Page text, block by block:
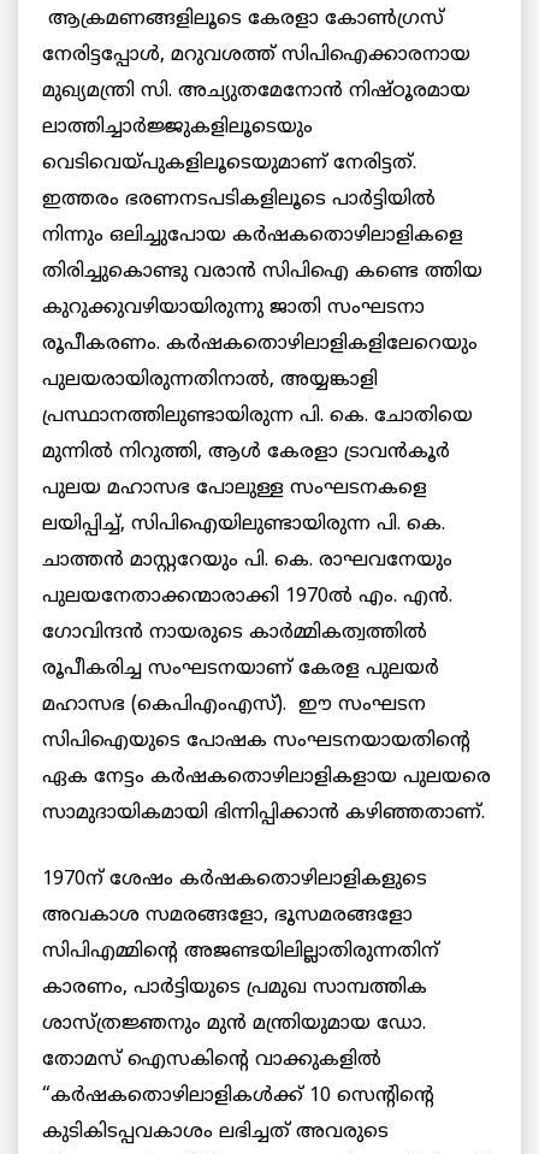
ആക്രമണങ്ങളിലൂടെ കേരളാ കോണ്‍ഗ്രസ്
നേരിട്ടപ്പോള്‍, മറുവശത്ത് സിപിഐക്കാരനായ
മുഖ്യമന്ത്രി സി. അച്യുതമേനോന്‍ നിഷ്ഠൂരമായ
ലാത്തിച്ചാര്‍ജ്ജുകളിലൂടെയും
വെടിവെയ്പുകളിലൂടെയുമാണ് നേരിട്ടത്.
ഇത്തരം ഭരണനടപടികളിലൂടെ പാര്‍ട്ടിയില്‍
നിന്നും ഒലിച്ചുപോയ കര്‍ഷകതൊഴിലാളികളെ
തിരിച്ചുകൊണ്ടു വരാന്‍ സിപിഐ കണ്ടെ ത്തിയ
കുറുക്കുവഴിയായിരുന്നു ജാതി സംഘടനാ
രൂപീകരണം. കര്‍ഷകതൊഴിലാളികളിലേറെയും
പുലയരായിരുന്നതിനാല്‍, അയ്യങ്കാളി
പ്രസ്ഥാനത്തിലുണ്ടായിരുന്ന പി. കെ. ചോതിയെ
മുന്നില്‍ നിറുത്തി, ആള്‍ കേരളാ ട്രാവന്‍കൂര്‍
പുലയ മഹാസഭ പോലുള്ള സംഘടനകളെ
ലയിപ്പിച്ച്, സിപിഐയിലുണ്ടായിരുന്ന പി. കെ.
ചാത്തന്‍ മാസ്റ്ററേയും പി. കെ. രാഘവനേയും
പുലയനേതാക്കന്മാരാക്കി 1970ല്‍ എം. എന്‍.
ഗോവിന്ദന്‍ നായരുടെ കാര്‍മ്മികത്വത്തില്‍
രൂപീകരിച്ച സംഘടനയാണ് കേരള പുലയര്‍
മഹാസഭ (കെപിഎംഎസ്). ഈ സംഘടന
സിപിഐയുടെ പോഷക സംഘടനയായതിന്റെ
ഏക നേട്ടം കര്‍ഷകതൊഴിലാളികളായ പുലയരെ
സാമുദായികമായി ഭിന്നിപ്പിക്കാന്‍ കഴിഞ്ഞതാണ്.
1970ന് ശേഷം കര്‍ഷകതൊഴിലാളികളുടെ
അവകാശ സമരങ്ങളോ, ഭൂസമരങ്ങളോ
സിപിഎമ്മിന്റെ അജണ്ടയിലില്ലാതിരുന്നതിന്
കാരണം, പാര്‍ട്ടിയുടെ പ്രമുഖ സാമ്പത്തിക
ശാസ്ത്രജ്ഞനും മുന്‍ മന്ത്രിയുമായ ഡോ.
തോമസ് ഐസകിന്റെ വാക്കുകളില്‍
“കര്‍ഷകതൊഴിലാളികള്‍ക്ക് 10 സെന്റിന്റെ
കുടികിടപ്പവകാശം ലഭിച്ചത് അവരുടെ